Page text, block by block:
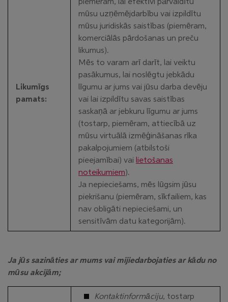
Likumīgs
pamats:
mūsu uzņēmējdarbību vai izpildītu
mūsu juridiskās saistības (piemēram,
komerciālās pārdošanas un preču
likumus).
Mēs to varam arī darīt, lai veiktu
pasākumus, lai noslēgtu jebkādu
līgumu ar jums vai jūsu darba devēju
vai lai izpildītu savas saistības
saskaņā ar jebkuru līgumu ar jums
(tostarp, piemēram, attiecībā uz
mūsu virtuālā izmēģināšanas rīka
pakalpojumiem (atbilstoši
pieejamībai) vai lietošanas
noteikumiem).
Ja nepieciešams, mēs lūgsim jūsu
piekrišanu (piemēram, sīkfailiem, kas
nav obligāti nepieciešami, un
sensitīvām datu kategorijām).
Ja jūs sazināties ar mums vai mijiedarbojaties ar kādu no
mūsu akcijām;
Kontaktinformāciju, tostarp